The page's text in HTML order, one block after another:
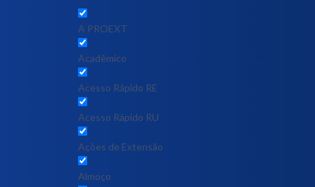
A PROEXT
Acadêmico
Acesso Rápido RE
Acesso Rápido RU
Ações de Extensão
Almoço